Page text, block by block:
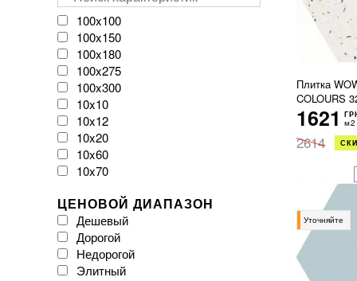
Плитка
COLOURS
1621 м2
2614
Уточняйте
Velloza
Vitacer
Vivacer
WOW
Zeus Ceramica
iKeramix
100x100
100x150
100x180
100x275
100x300
10x10
10x12
10x20
10x60
10x70
120x120
120x20
120x240
120x260
120x270
ЦЕНОВОЙ ДИАПАЗОН
Дешевый
Дорогой
Недорогой
Элитный